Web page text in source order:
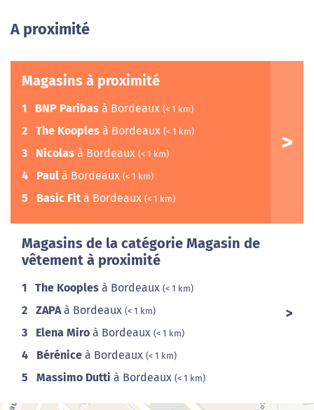
A proximité
Magasins à proximité
1 BNP Paribas à Bordeaux (< 1 km)
2 The Kooples à Bordeaux (< 1 km)
3 Nicolas à Bordeaux (< 1 km)
4 Paul à Bordeaux (< 1 km)
5 Basic Fit à Bordeaux (< 1 km)
Magasins de la catégorie Magasin de
vêtement à proximité
1 The Kooples à Bordeaux (< 1 km)
2 ZAPAà Bordeaux (< 1 km)
3 Elena Miro à Bordeaux (< 1 km)
4 Bérénice à Bordeaux (< 1 km)
5 Massimo Dutti à Bordeaux (< 1 km)